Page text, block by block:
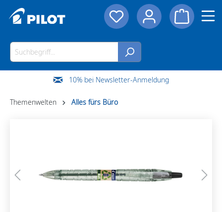
10% bei Newsletter-Anmeldung
Themenwelten Alles fürs Büro